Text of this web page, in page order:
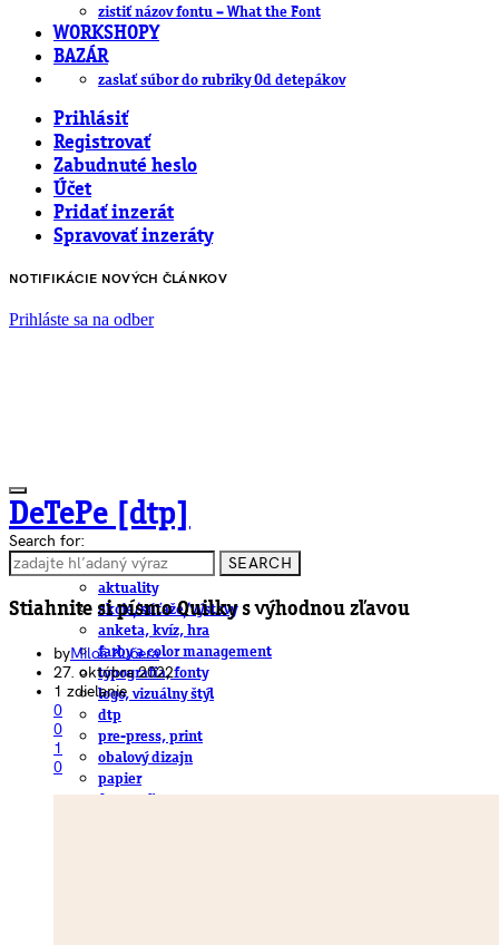
zistiť názov fontu – What the Font
WORKSHOPY
BAZÁR
zaslať súbor do rubriky Od detepákov
Prihlásiť
Registrovať
Zabudnuté heslo
Účet
Pridať inzerát
Spravovať inzeráty
NOTIFIKÁCIE NOVÝCH ČLÁNKOV
Prihláste sa na odber
DeTePe [dtp]
ČLÁNKY
aktuality
akcie/súťaže/výstavy
anketa, kvíz, hra
farby a color management
typografia, fonty
logo, vizuálny štýl
dtp
pre-press, print
obalový dizajn
papier
Search for:
SEARCH
Stiahnite si písmo Quilky s výhodnou zľavou
byMiloš Kučera
27. októbra 2022
1 zdielanie
0
0
1
0